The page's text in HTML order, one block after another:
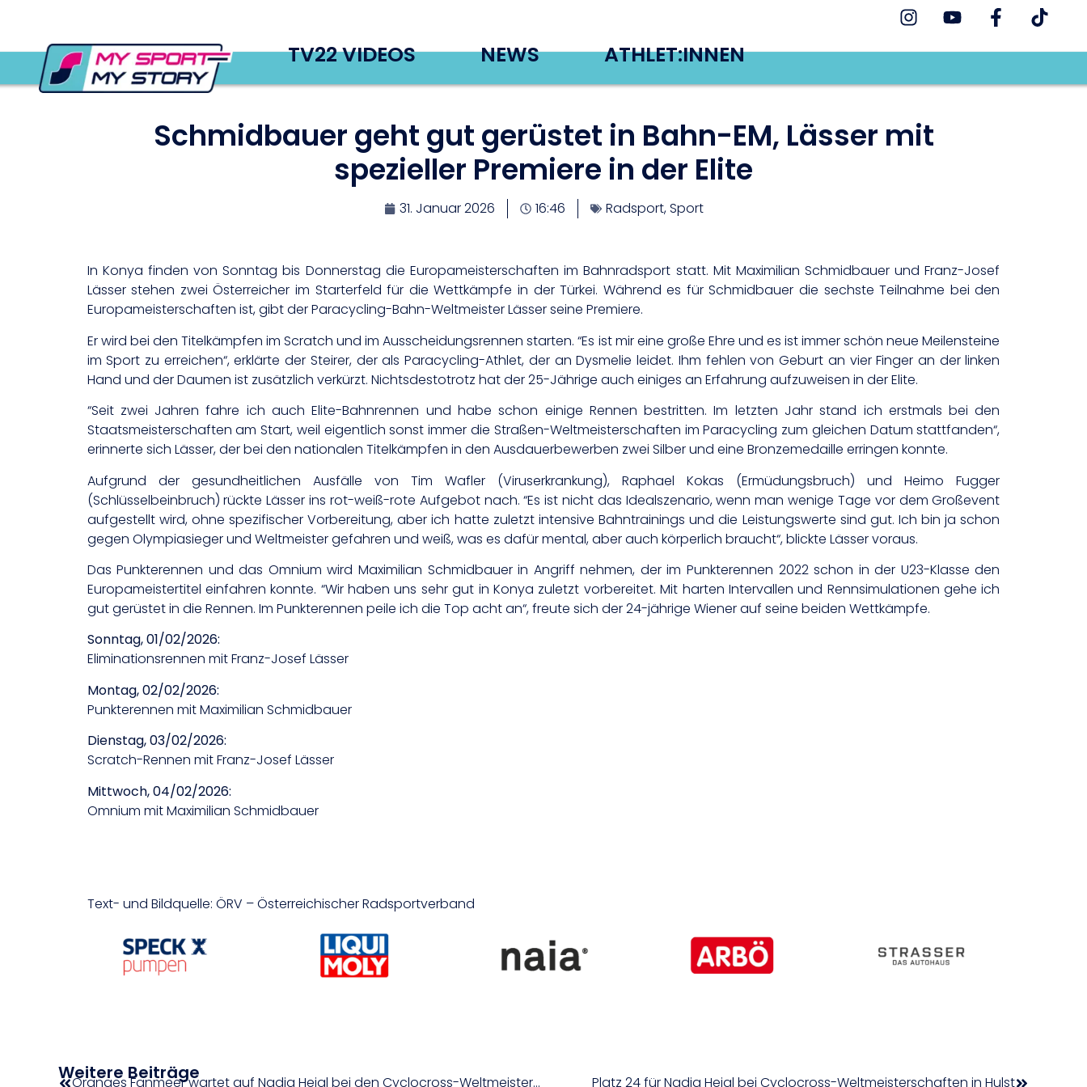
TV22 VIDEOS NEWS ATHLET:INNEN
Schmidbauer geht gut gerüstet in Bahn-EM, Lässer mit
spezieller Premiere in der Elite
31. Januar 2026 16:46 Radsport,Sport
In Konya finden von Sonntag bis Donnerstag die Europameisterschaften im Bahnradsport statt. Mit Maximilian Schmidbauer und Franz-Josef
Lässer stehen zwei Österreicher im Starterfeld für die Wettkämpfe in der Türkei. Während es für Schmidbauer die sechste Teilnahme bei den
Europameisterschaften ist, gibt der Paracycling-Bahn-Weltmeister Lässer seine Premiere.
Er wird bei den Titelkämpfen im Scratch und im Ausscheidungsrennen starten. “Es ist mir eine große Ehre und es ist immer schön neue Meilensteine
im Sport zu erreichen“, erklärte der Steirer, der als Paracycling-Athlet, der an Dysmelie leidet. Ihm fehlen von Geburt an vier Finger an der linken
Hand und der Daumen ist zusätzlich verkürzt. Nichtsdestotrotz hat der 25-Jährige auch einiges an Erfahrung aufzuweisen in der Elite.
“Seit zwei Jahren fahre ich auch Elite-Bahnrennen und habe schon einige Rennen bestritten. Im letzten Jahr stand ich erstmals bei den
Staatsmeisterschaften am Start, weil eigentlich sonst immer die Straßen-Weltmeisterschaften im Paracycling zum gleichen Datum stattfanden“,
erinnerte sich Lässer, der bei den nationalen Titelkämpfen in den Ausdauerbewerben zwei Silber und eine Bronzemedaille erringen konnte.
Aufgrund der gesundheitlichen Ausfälle von Tim Wafler (Viruserkrankung), Raphael Kokas (Ermüdungsbruch) und Heimo Fugger
(Schlüsselbeinbruch) rückte Lässer ins rot-weiß-rote Aufgebot nach. “Es ist nicht das Idealszenario, wenn man wenige Tage vor dem Großevent
aufgestellt wird, ohne spezifischer Vorbereitung, aber ich hatte zuletzt intensive Bahntrainings und die Leistungswerte sind gut. Ich bin ja schon
gegen Olympiasieger und Weltmeister gefahren und weiß, was es dafür mental, aber auch körperlich braucht“, blickte Lässer voraus.
Das Punkterennen und das Omnium wird Maximilian Schmidbauer in Angriff nehmen, der im Punkterennen 2022 schon in der U23-Klasse den
Europameistertitel einfahren konnte. “Wir haben uns sehr gut in Konya zuletzt vorbereitet. Mit harten Intervallen und Rennsimulationen gehe ich
gut gerüstet in die Rennen. Im Punkterennen peile ich die Top acht an“, freute sich der 24-jährige Wiener auf seine beiden Wettkämpfe.
Sonntag, 01/02/2026:
Eliminationsrennen mit Franz-Josef Lässer
Montag, 02/02/2026:
Punkterennen mit Maximilian Schmidbauer
Dienstag, 03/02/2026:
Scratch-Rennen mit Franz-Josef Lässer
Mittwoch, 04/02/2026:
Omnium mit Maximilian Schmidbauer
Text- und Bildquelle: ÖRV – Österreichischer Radsportverband
Weitere Beiträge Oranges Fanmeer wartet auf Nadja Heigl bei den Cyclocross-Weltmeisterschaften Platz 24 für Nadja Heigl bei Cyclocross-Weltmeisterschaften in Hulst